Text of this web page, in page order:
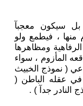
سيكون معجبآ
منها ، فيطمع ولو
ومظاهرها
المأزوم ، سواء
( نموذج الخبيث
في عقله الباطن (
النادر جدآ ) .